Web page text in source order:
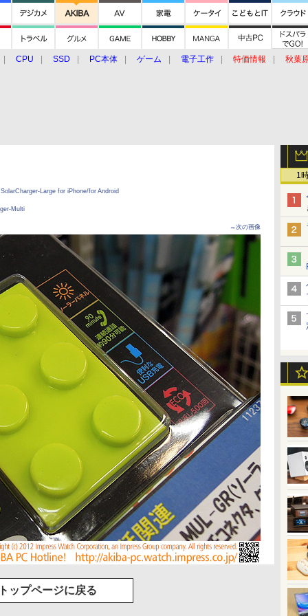
CPU SSD PC本体 ゲーム 電子工作 特価情報
秋葉
1
Large for iPhone/for Android
Multi
→次の画像
ップページに戻る